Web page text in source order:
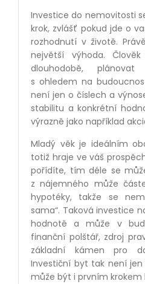
Investice do nemovitosti
krok, zvlášť pokud jde o
rozhodnutí v životě.
největší výhoda.
dlouhodobě,
s ohledem na
není jen o číslech a
stabilitu a konkrétní
výrazně jako například
Mladý věk je ideálním
totiž hraje ve váš
pořídíte, tím déle se
z nájemného může
hypotéky, takže se
sama“. Taková investice
hodnotě a může v
finanční polštář, zdroj
základní kámen pro
Investiční byt tak není
může být i prvním krokem